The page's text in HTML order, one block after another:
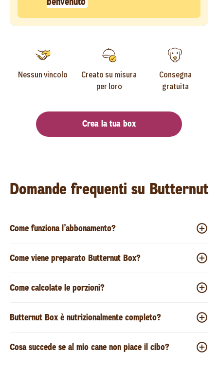
Nessun vincolo
Creato su misura
per loro
Consegna
gratuita
Crea la tua box
Domande frequenti su Butternut
Come funziona l’abbonamento?
Come viene preparato Butternut Box?
Come calcolate le porzioni?
Butternut Box è nutrizionalmente completo?
Cosa succede se al mio cane non piace il cibo?